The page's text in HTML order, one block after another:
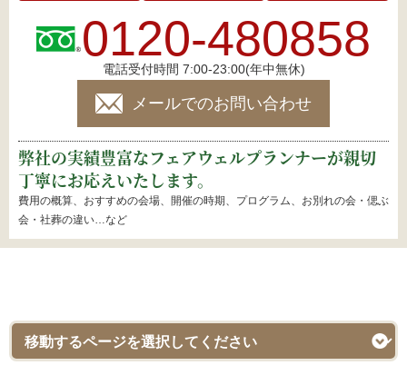
0120-480858
電話受付時間 7:00-23:00(年中無休)
メールでのお問い合わせ
弊社の実績豊富なフェアウェルプランナーが親切
丁寧にお応えいたします。
費用の概算、おすすめの会場、開催の時期、プログラム、お別れの会・偲ぶ
会・社葬の違い…など